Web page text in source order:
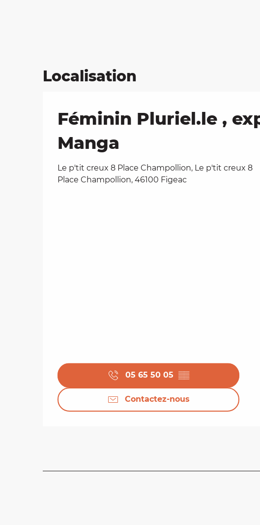
Localisation
Féminin Pluriel.le ,
Manga
Le p'tit creux 8 Place Champollion, Le p'tit creux 8
Place Champollion, 46100 Figeac
05 65 50 05 ▒▒
Contactez-nous